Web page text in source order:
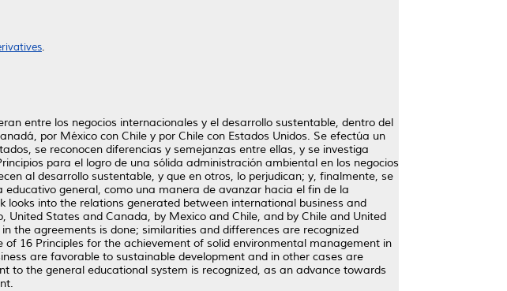
.
entre los negocios internacionales y el desarrollo sustentable, dentro del
por México con Chile y por Chile con Estados Unidos. Se efectúa un
se reconocen diferencias y semejanzas entre ellas, y se investiga
para el logro de una sólida administración ambiental en los negocios
al desarrollo sustentable, y que en otros, lo perjudican; y, finalmente, se
general, como una manera de avanzar hacia el fin de la
into the relations generated between international business and
States and Canada, by Mexico and Chile, and by Chile and United
the agreements is done; similarities and differences are recognized
16 Principles for the achievement of solid environmental management in
are favorable to sustainable development and in other cases are
to the general educational system is recognized, as an advance towards